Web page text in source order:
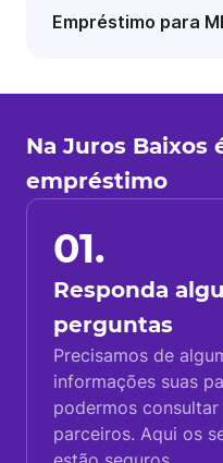
Empréstimo para
Na Juros Baixos
empréstimo
01.
Responda
perguntas
Precisamos de
informações suas
podermos consultar
parceiros. Aqui os